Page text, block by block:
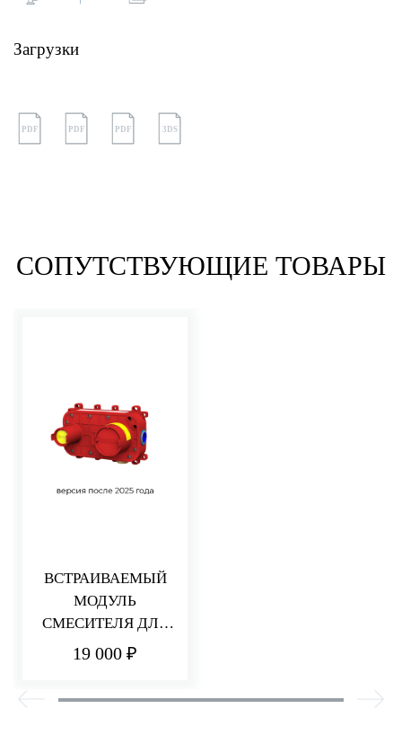
Загрузки
PDF PDF PDF 3DS
СОПУТСТВУЮЩИЕ ТОВАРЫ
ВСТРАИВАЕМЫЙ
МОДУЛЬ
СМЕСИТЕЛЯ ДЛЯ
РАКОВИНЫ/ДУША
19 000 ₽